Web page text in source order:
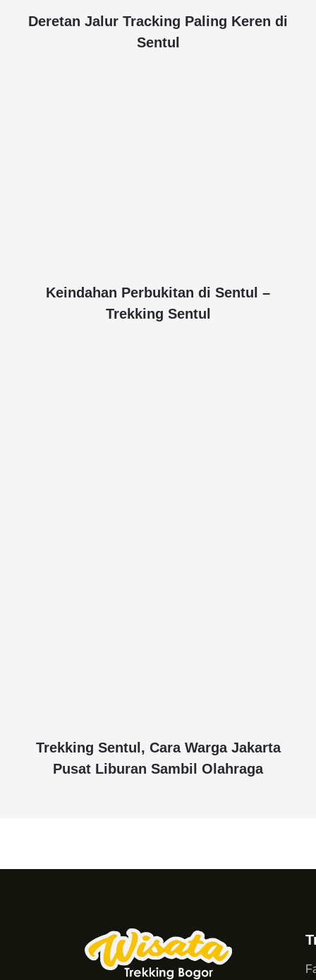
Deretan Jalur Tracking Paling Keren di
Sentul
Keindahan Perbukitan di Sentul –
Trekking Sentul
Trekking Sentul, Cara Warga Jakarta
Pusat Liburan Sambil Olahraga